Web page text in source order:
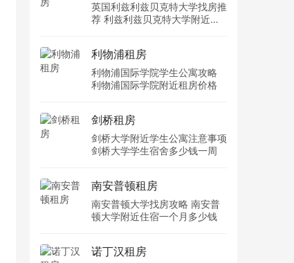
英国利兹利兹贝克特大学找房推
荐 利兹利兹贝克特大学附近住
利物浦租房
利物浦国际学院学生公寓攻略
利物浦国际学院附近租房价格
剑桥租房
剑桥大学附近学生公寓注意事项
剑桥大学学生宿舍多少钱一周
南安普顿租房
南安普顿大学找房攻略 南安普
顿大学附近住宿一个月多少钱
诺丁汉租房